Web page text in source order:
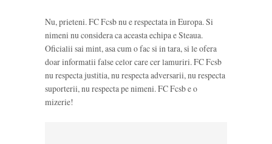
Nu, prieteni. FC Fcsb nu e respectata in Europa. Si
nimeni nu considera ca aceasta echipa e Steaua.
Oficialii sai mint, asa cum o fac si in tara, si le ofera
doar informatii false celor care cer lamuriri. FC Fcsb
nu respecta justitia, nu respecta adversarii, nu respecta
suporterii, nu respecta pe nimeni. FC Fcsb e o
mizerie!